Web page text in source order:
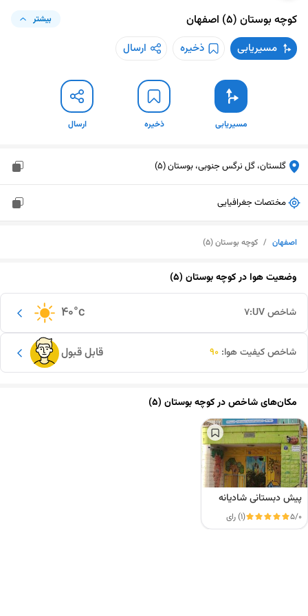
کوچه بوستان (5) اصفهان بیشتر
مسیریابی ذخیره ارسال
مسیریابی ذخیره ارسال
گلستان، گل نرگس جنوبی، بوستان (5)
مختصات جغرافیایی
اصفهان / کوچه بوستان (5)
وضعیت هوا درکوچه بوستان (5)
40°c شاخص UV: 7
قابل قبول شاخص کیفیت هوا: 90
مکان‌های شاخص درکوچه بوستان (5)
پیش دبستانی شادیانه
5/0 (1) رای